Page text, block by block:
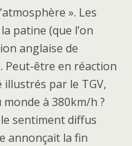
». Les
patine (que l’on
anglaise de
Peut-être en réaction
par le TGV,
à 380km/h ?
sentiment diffus
annonçait la fin